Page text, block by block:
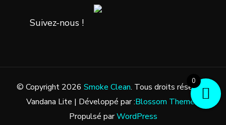
Suivez-nous !
© Copyright 2026 Smoke Clean. Tous droits réservés.
Vandana Lite | Développé par :Blossom Themes
Propulsé parWordPress
0